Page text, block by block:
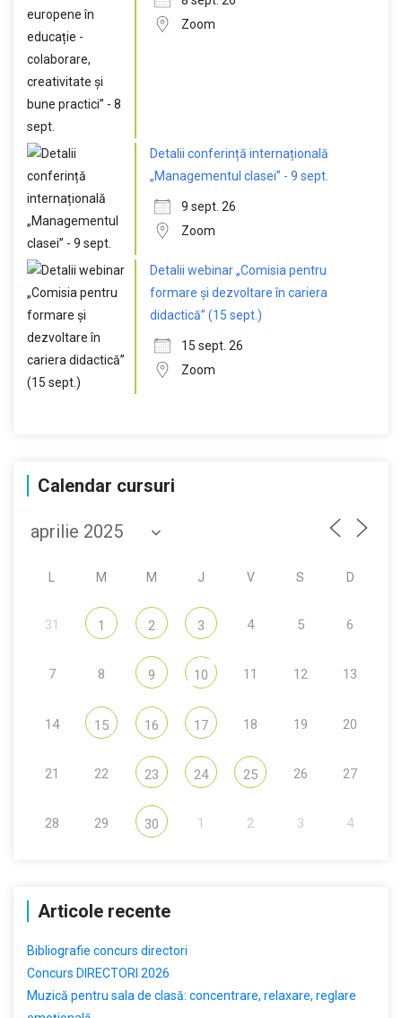
Zoom
Detalii conferință internațională
„Managementul clasei” - 9 sept.
9 sept. 26
Zoom
Detalii webinar „Comisia pentru
formare și dezvoltare în cariera
didactică” (15 sept.)
15 sept. 26
Zoom
Calendar cursuri
M M J V S D
31 1 2 3 4 5 6
7 8 9 10 11 12 13
14 15 16 17 18 19 20
21 22 23 24 25 26 27
28 29 30 1 2 3 4
Articole recente
Bibliografie concurs directori
Concurs DIRECTORI 2026
Muzică pentru sala de clasă: concentrare, relaxare, reglare